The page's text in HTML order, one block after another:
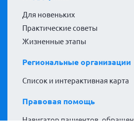
Для новеньких
Практические советы
Жизненные этапы
Региональные организации
Список и интерактивная карта
Правовая помощь
Навигатор пациентов,